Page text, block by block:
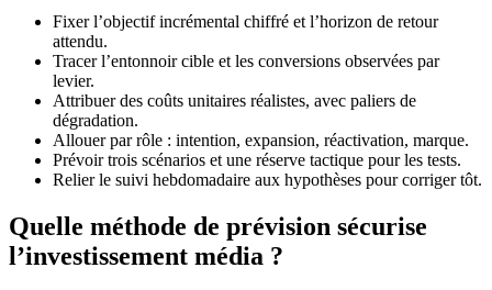
Fixer l’objectif incrémental chiffré et l’horizon de retour
attendu.
Tracer l’entonnoir cible et les conversions observées par
levier.
Attribuer des coûts unitaires réalistes, avec paliers de
dégradation.
Allouer par rôle : intention, expansion, réactivation, marque.
Prévoir trois scénarios et une réserve tactique pour les tests.
Relier le suivi hebdomadaire aux hypothèses pour corriger tôt.
Quelle méthode de prévision sécurise
l’investissement média ?